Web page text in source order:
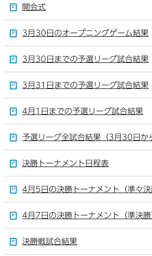
開会式
3月30日のオープニングゲーム結果
3月30日までの予選リーグ試合結果
3月31日までの予選リーグ試合結果
4月1日までの予選リーグ試合結果
予選リーグ全試合結果（3月30日か
決勝トーナメント日程表
4月5日の決勝トーナメント（準々
4月7日の決勝トーナメント（準決
決勝戦試合結果